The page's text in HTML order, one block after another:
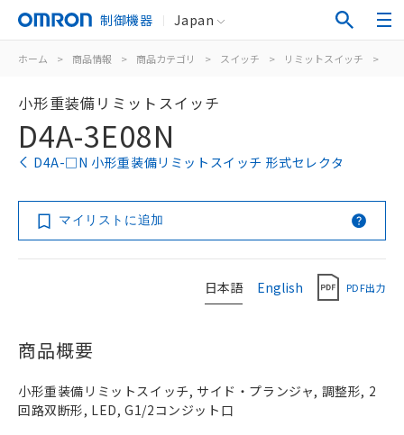
制御機器 Japan
ホーム > 商品情報 > 商品カテゴリ > スイッチ > リミットスイッチ >
小形重装備リミットスイッチ
D4A-3E08N
D4A-□N 小形重装備リミットスイッチ 形式セレクタ
マイリストに追加
日本語 English PDF出力
商品概要
小形重装備リミットスイッチ, サイド・プランジャ, 調整形, 2
回路双断形, LED, G1/2コンジット口